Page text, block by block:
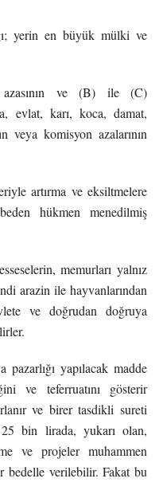
yerin en büyük mülki ve
ve (B) ile (C)
evlat, karı, koca, damat,
veya komisyon azalarının
artırma ve eksiltmelere
hükmen menedilmiş
memurları yalnız
arazin ile hayvanlarından
ve doğrudan doğruya
yapılacak madde
ve teferruatını gösterir
ve birer tasdikli sureti
bin lirada, yukarı olan,
ve projeler muhammen
bedelle verilebilir. Fakat bu